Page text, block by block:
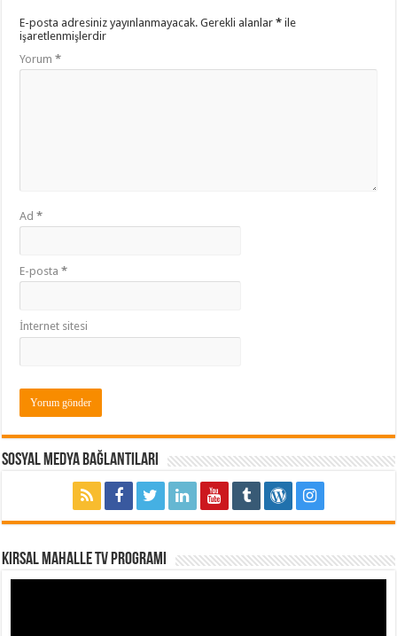
E-posta adresiniz yayınlanmayacak. Gerekli alanlar* ile
işaretlenmişlerdir
Yorum*
Ad*
E-posta*
İnternet sitesi
Sosyal Medya Bağlantıları
Kırsal Mahalle TV Programı